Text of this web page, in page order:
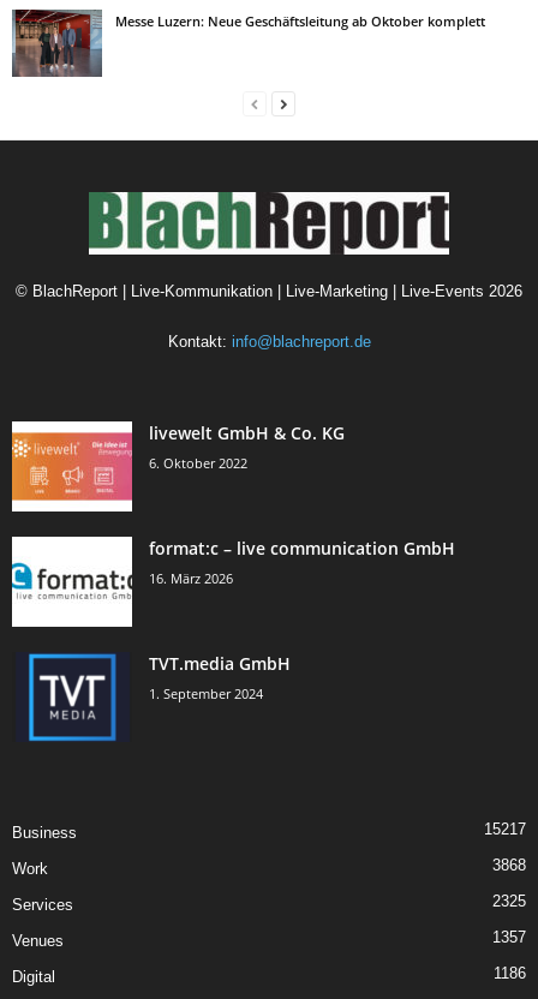
Messe Luzern: Neue Geschäftsleitung ab Oktober komplett
© BlachReport | Live-Kommunikation | Live-Marketing | Live-Events 2026
Kontakt: info@blachreport.de
livewelt GmbH & Co. KG
6. Oktober 2022
format:c – live communication GmbH
16. März 2026
TVT.media GmbH
1. September 2024
Business 15217
Work 3868
Services 2325
Venues 1357
Digital 1186